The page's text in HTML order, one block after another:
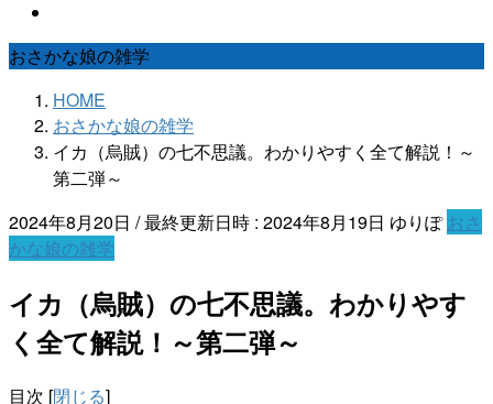
おさかな娘の雑学
HOME
おさかな娘の雑学
イカ（烏賊）の七不思議。わかりやすく全て解説！～
第二弾～
2024年8月20日 / 最終更新日時 : 2024年8月19日 ゆりぽ おさ
かな娘の雑学
イカ（烏賊）の七不思議。わかりやす
く全て解説！～第二弾～
目次 [閉じる]